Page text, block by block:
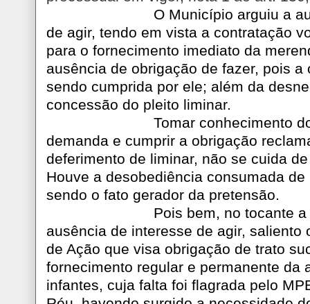
O Município arguiu a
de agir, tendo em vista a contratação
para o fornecimento imediato da
ausência de obrigação de fazer, pois a
sendo cumprida por ele; além da
concessão do pleito liminar.
Tomar conhecimento
demanda e cumprir a obrigação
deferimento de liminar, não se cuida
Houve a desobediência consumada
sendo o fato gerador da pretensão.
Pois bem, no tocante
ausência de interesse de agir, saliento
de Ação que visa obrigação de trato
fornecimento regular e permanente da
infantes, cuja falta foi flagrada pelo